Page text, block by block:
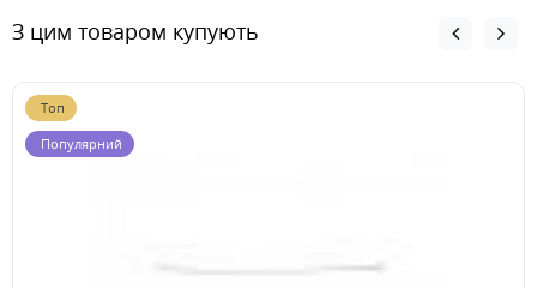
З цим товаром купують
Топ
Популярний